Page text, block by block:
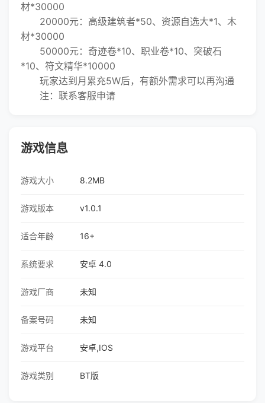
材*30000
20000元：高级建筑者*50、资源自选大*1、木
材*30000
50000元：奇迹卷*10、职业卷*10、突破石
*10、符文精华*10000
玩家达到月累充5W后，有额外需求可以再沟通
注：联系客服申请
游戏信息
游戏大小 8.2MB
游戏版本 v1.0.1
适合年龄 16+
系统要求 安卓 4.0
游戏厂商 未知
备案号码 未知
游戏平台 安卓,IOS
游戏类别 BT版